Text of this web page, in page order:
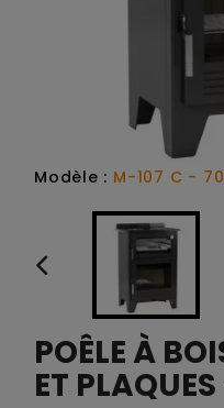
Modèle : M-107 C -
POÊLE À
ET